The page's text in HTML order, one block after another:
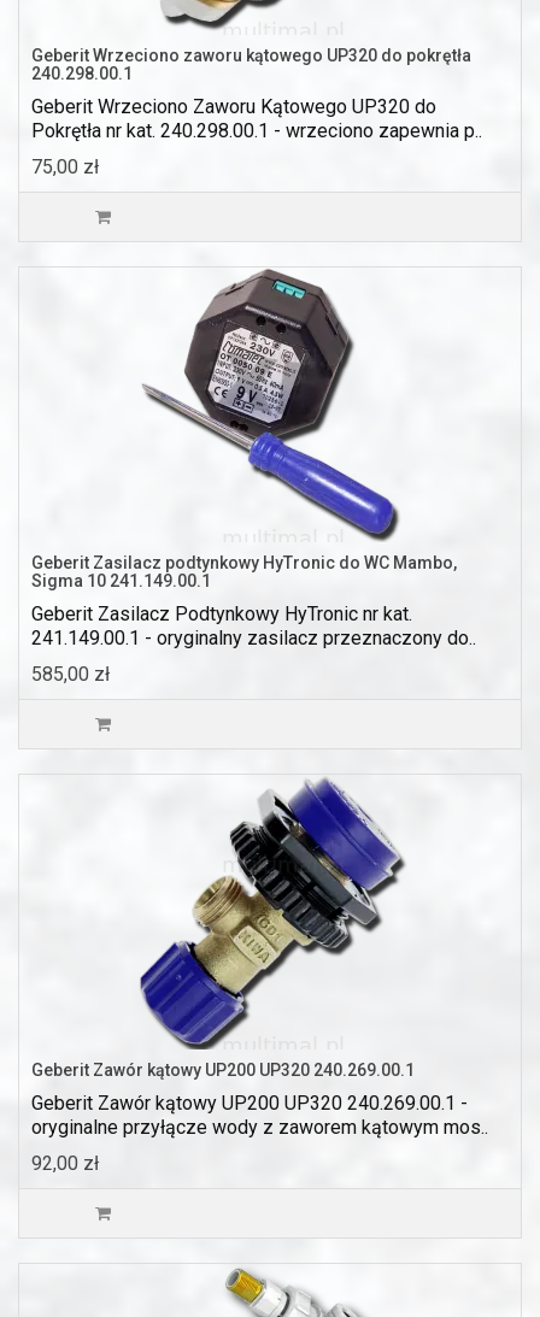
Geberit Wrzeciono zaworu kątowego UP320 do pokrętła
240.298.00.1
Geberit Wrzeciono Zaworu Kątowego UP320 do
Pokrętła nr kat. 240.298.00.1 - wrzeciono zapewnia p..
75,00 zł
Geberit Zasilacz podtynkowy HyTronic do WC Mambo,
Sigma 10 241.149.00.1
Geberit Zasilacz Podtynkowy HyTronic nr kat.
241.149.00.1 - oryginalny zasilacz przeznaczony do..
585,00 zł
Geberit Zawór kątowy UP200 UP320 240.269.00.1
Geberit Zawór kątowy UP200 UP320 240.269.00.1 -
oryginalne przyłącze wody z zaworem kątowym mos..
92,00 zł